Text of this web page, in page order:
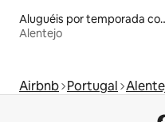
Aluguéis por
Alentejo
Airbnb Portugal